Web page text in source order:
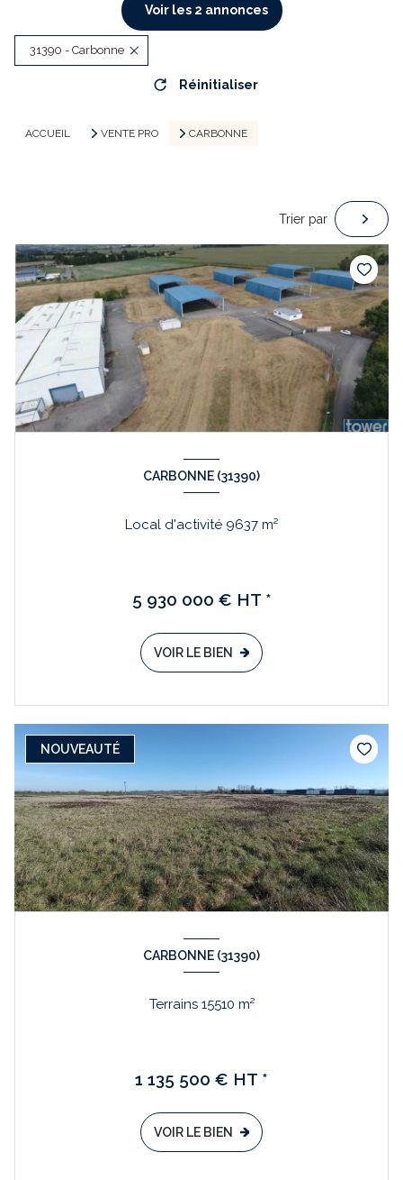
Voir les 2 annonces
31390 - Carbonne
Réinitialiser
ACCUEIL VENTE PRO CARBONNE
Trier par
CARBONNE (31390)
Local d'activité 9637 m²
5 930 000 € HT *
VOIR LE BIEN
NOUVEAUTÉ
CARBONNE (31390)
Terrains 15510 m²
1 135 500 € HT *
VOIR LE BIEN